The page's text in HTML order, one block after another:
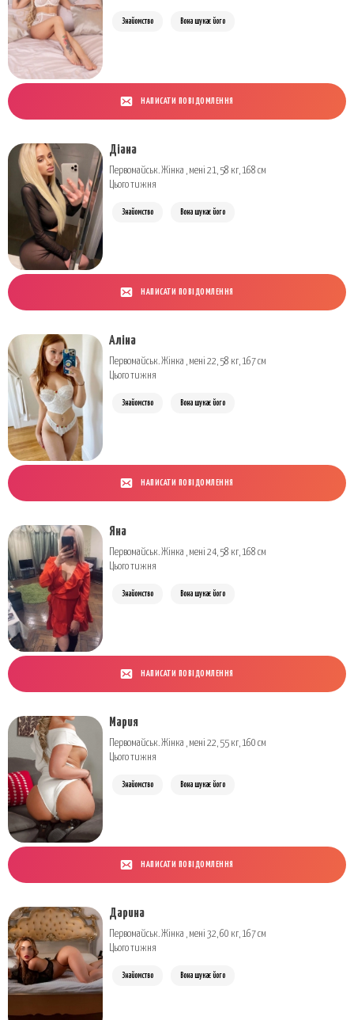
Знайомство Вона шукає його
НАПИСАТИ ПОВІДОМЛЕННЯ
Діана
Первомайськ. Жінка , мені 21, 58 кг, 168 см
Цього тижня
Знайомство Вона шукає його
НАПИСАТИ ПОВІДОМЛЕННЯ
Аліна
Первомайськ. Жінка , мені 22, 58 кг, 167 см
Цього тижня
Знайомство Вона шукає його
НАПИСАТИ ПОВІДОМЛЕННЯ
Яна
Первомайськ. Жінка , мені 24, 58 кг, 168 см
Цього тижня
Знайомство Вона шукає його
НАПИСАТИ ПОВІДОМЛЕННЯ
Мария
Первомайськ. Жінка , мені 22, 55 кг, 160 см
Цього тижня
Знайомство Вона шукає його
НАПИСАТИ ПОВІДОМЛЕННЯ
Дарина
Первомайськ. Жінка , мені 32, 60 кг, 167 см
Цього тижня
Знайомство Вона шукає його